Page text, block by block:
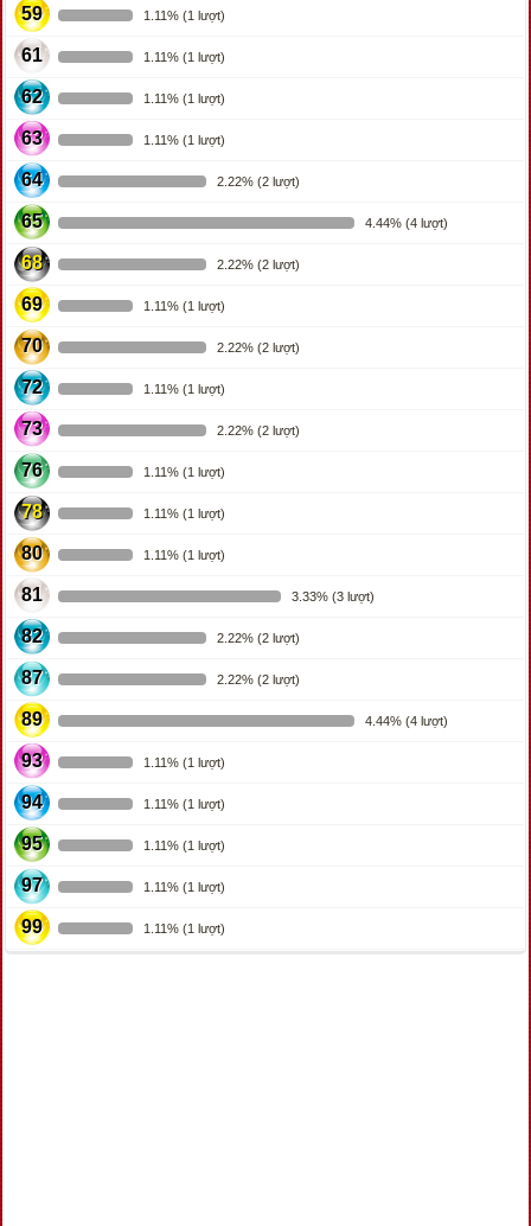
59 1.11% (1 lượt)
61 1.11% (1 lượt)
62 1.11% (1 lượt)
63 1.11% (1 lượt)
64 2.22% (2 lượt)
65 4.44% (4 lượt)
68 2.22% (2 lượt)
69 1.11% (1 lượt)
70 2.22% (2 lượt)
72 1.11% (1 lượt)
73 2.22% (2 lượt)
76 1.11% (1 lượt)
78 1.11% (1 lượt)
80 1.11% (1 lượt)
81 3.33% (3 lượt)
82 2.22% (2 lượt)
87 2.22% (2 lượt)
89 4.44% (4 lượt)
93 1.11% (1 lượt)
94 1.11% (1 lượt)
95 1.11% (1 lượt)
97 1.11% (1 lượt)
99 1.11% (1 lượt)